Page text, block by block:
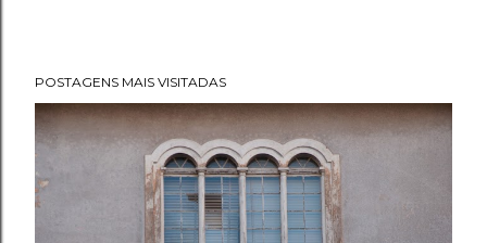
a
r
u
m
c
POSTAGENS MAIS VISITADAS